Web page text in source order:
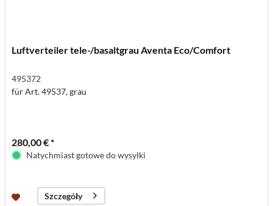
Luftverteiler tele-/basaltgrau Aventa Eco/Comfort
495372
für Art. 49537, grau
280,00 € *
Natychmiast gotowe do wysyłki
Szczegóły